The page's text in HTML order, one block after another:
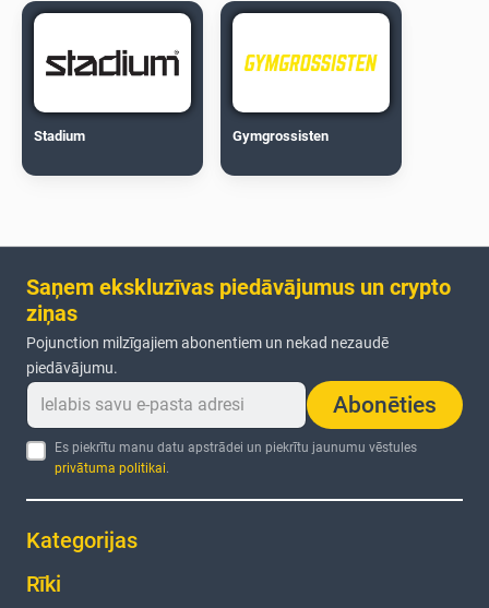
Stadium Gymgrossisten
Saņem ekskluzīvas piedāvājumus un crypto
ziņas
Pojunction milzīgajiem abonentiem un nekad nezaudē
piedāvājumu.
Abonēties
Es piekrītu manu datu apstrādei un piekrītu jaunumu vēstules
privātuma politikai.
Kategorijas
Rīki